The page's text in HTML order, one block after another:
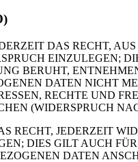
DAS RECHT,
EINZULEGEN;
BERUHT,
DATEN NICHT
RECHTE UND
(WIDERSPRUCH
RECHT, JEDERZEIT
DIES GILT AUCH
DATEN